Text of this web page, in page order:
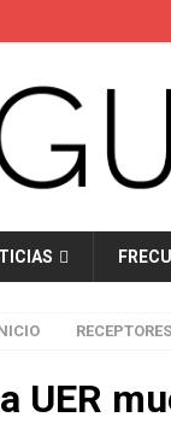
RECEPTORES
UER